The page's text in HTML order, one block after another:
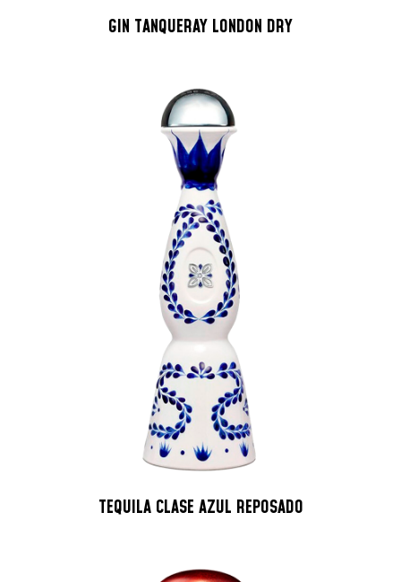
GIN TANQUERAY LONDON DRY
TEQUILA CLASE AZUL REPOSADO